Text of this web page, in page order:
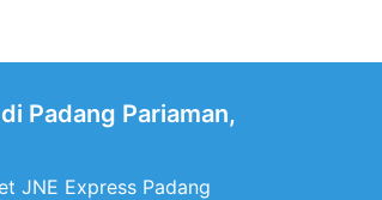
Padang Pariaman,
JNE Express Padang